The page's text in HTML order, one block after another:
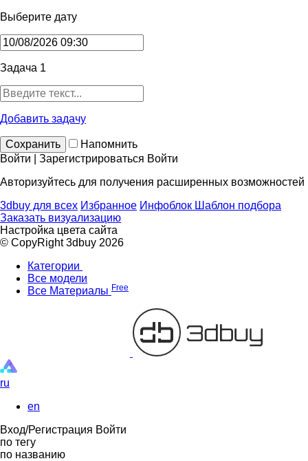
Выберите дату
Задача 1
Добавить задачу
Сохранить
Напомнить
Войти | Зарегистрироваться Войти
Авторизуйтесь для получения расширенных возможностей
3dbuy для всех Избранное Инфоблок Шаблон подбора
Заказать визуализацию
Настройка цвета сайта
© CopyRight 3dbuy 2026
Категории
Все модели
Все Материалы Free
ru
en
Вход/Регистрация Войти
по тегу
по названию